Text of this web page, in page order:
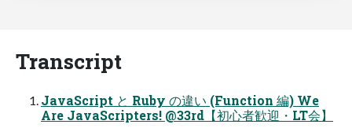
Transcript
JavaScript と Ruby の違い (Function 編) We
Are JavaScripters! @33rd【初心者歓迎・LT会】